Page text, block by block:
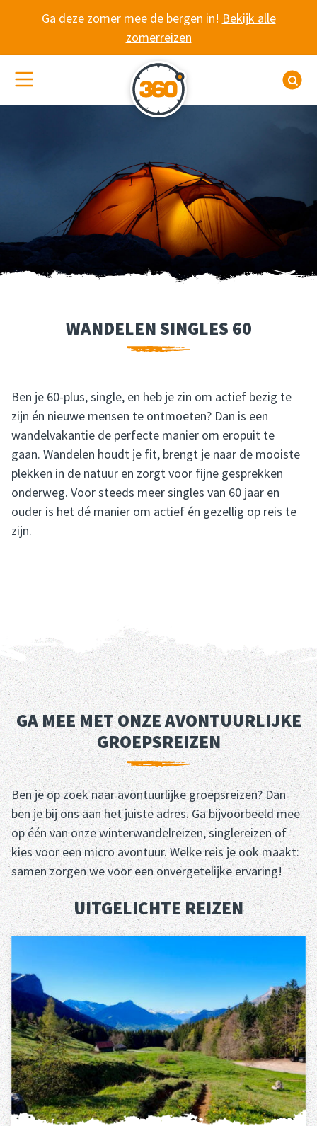
Ga deze zomer mee de bergen in! Bekijk alle
zomerreizen
(De)activeer site navigatie
WANDELEN
WANDELEN SINGLES 60
WANDELEN SINGLES 60
Ben je 60-plus, single, en heb je zin om actief bezig te
zijn én nieuwe mensen te ontmoeten? Dan is een
wandelvakantie de perfecte manier om eropuit te
gaan. Wandelen houdt je fit, brengt je naar de mooiste
plekken in de natuur en zorgt voor fijne gesprekken
onderweg. Voor steeds meer singles van 60 jaar en
ouder is het dé manier om actief én gezellig op reis te
zijn.
GA MEE MET ONZE AVONTUURLIJKE
GROEPSREIZEN
Ben je op zoek naar avontuurlijke groepsreizen? Dan
ben je bij ons aan het juiste adres. Ga bijvoorbeeld mee
op één van onze winterwandelreizen, singlereizen of
kies voor een micro avontuur. Welke reis je ook maakt:
samen zorgen we voor een onvergetelijke ervaring!
UITGELICHTE REIZEN